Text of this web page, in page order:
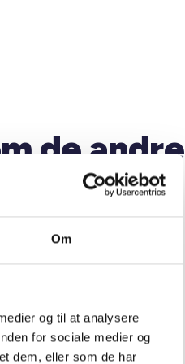
Om
og til at analysere
for sociale medier og
dem, eller som de har
de andre
at se info om kredsen